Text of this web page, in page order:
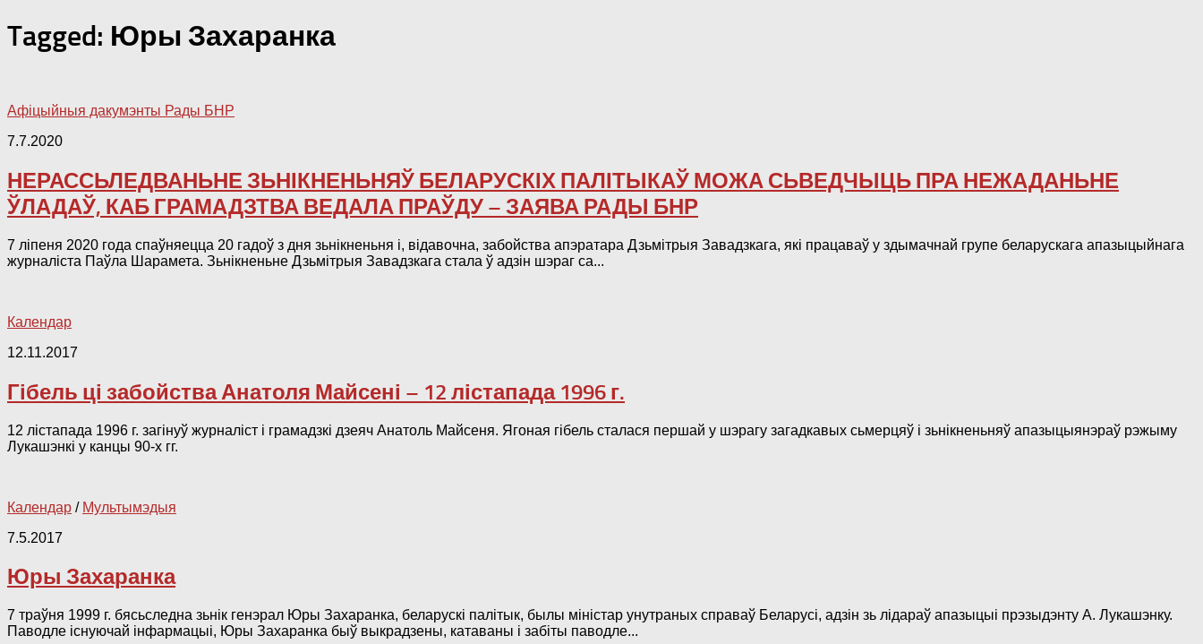
Tagged: Юры Захаранка
Афіцыйныя дакумэнты Рады БНР
7.7.2020
НЕРАССЬЛЕДВАНЬНЕ ЗЬНІКНЕНЬНЯЎ БЕЛАРУСКІХ ПАЛІТЫКАЎ МОЖА СЬВЕДЧЫЦЬ ПРА НЕЖАДАНЬНЕ
ЎЛАДАЎ, КАБ ГРАМАДЗТВА ВЕДАЛА ПРАЎДУ – ЗАЯВА РАДЫ БНР
7 ліпеня 2020 года спаўняецца 20 гадоў з дня зьнікненьня і, відавочна, забойства апэратара Дзьмітрыя Завадзкага, які працаваў у здымачнай групе беларускага апазыцыйнага
журналіста Паўла Шарамета. Зьнікненьне Дзьмітрыя Завадзкага стала ў адзін шэраг са...
Календар
12.11.2017
Гібель ці забойства Анатоля Майсені – 12 лістапада 1996 г.
12 лістапада 1996 г. загінуў журналіст і грамадзкі дзеяч Анатоль Майсеня. Ягоная гібель сталася першай у шэрагу загадкавых сьмерцяў і зьнікненьняў апазыцыянэраў рэжыму
Лукашэнкі у канцы 90-х гг.
Календар / Мультымэдыя
7.5.2017
Юры Захаранка
7 траўня 1999 г. бясьследна зьнік генэрал Юры Захаранка, беларускі палітык, былы міністар унутраных справаў Беларусі, адзін зь лідараў апазыцыі прэзыдэнту А. Лукашэнку.
Паводле існуючай інфармацыі, Юры Захаранка быў выкрадзены, катаваны і забіты паводле...